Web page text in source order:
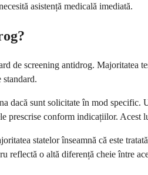
asistență medicală imediată.
de screening antidrog. Majoritatea
standard.
dacă sunt solicitate în mod
prescrise conform indicațiilor. Acest
statelor înseamnă că este
reflectă o altă diferență cheie între